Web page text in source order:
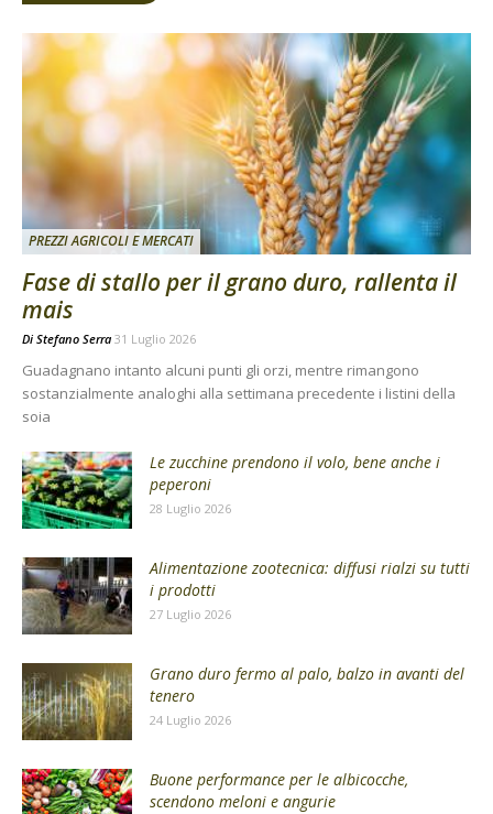
PREZZI AGRICOLI E MERCATI
Fase di stallo per il grano duro, rallenta il
mais
Di Stefano Serra 31 Luglio 2026
Guadagnano intanto alcuni punti gli orzi, mentre rimangono
sostanzialmente analoghi alla settimana precedente i listini della
soia
Le zucchine prendono il volo, bene anche i
peperoni
28 Luglio 2026
Alimentazione zootecnica: diffusi rialzi su tutti
i prodotti
27 Luglio 2026
Grano duro fermo al palo, balzo in avanti del
tenero
24 Luglio 2026
Buone performance per le albicocche,
scendono meloni e angurie